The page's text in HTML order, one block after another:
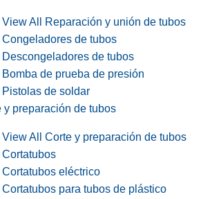
View All Reparación y unión de tubos
Congeladores de tubos
Descongeladores de tubos
Bomba de prueba de presión
Pistolas de soldar
y preparación de tubos
View All Corte y preparación de tubos
Cortatubos
Cortatubos eléctrico
Cortatubos para tubos de plástico